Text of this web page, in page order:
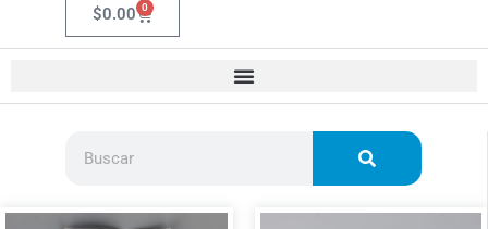
$0.00 0
Carrito